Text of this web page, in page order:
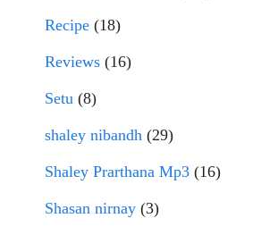
Recipe (18)
Reviews (16)
Setu (8)
shaley nibandh (29)
Shaley Prarthana Mp3 (16)
Shasan nirnay (3)